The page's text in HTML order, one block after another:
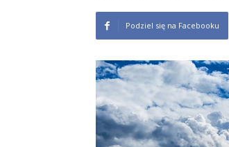
Podziel się na Facebooku